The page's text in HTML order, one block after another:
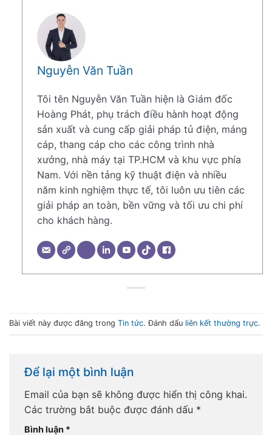
Nguyễn Văn Tuần
Tôi tên Nguyễn Văn Tuần hiện là Giám đốc
Hoàng Phát, phụ trách điều hành hoạt động
sản xuất và cung cấp giải pháp tủ điện, máng
cáp, thang cáp cho các công trình nhà
xưởng, nhà máy tại TP.HCM và khu vực phía
Nam. Với nền tảng kỹ thuật điện và nhiều
năm kinh nghiệm thực tế, tôi luôn ưu tiên các
giải pháp an toàn, bền vững và tối ưu chi phí
cho khách hàng.
Bài viết này được đăng trong Tin tức. Đánh dấu liên kết thường trực.
Để lại một bình luận
Email của bạn sẽ không được hiển thị công khai.
Các trường bắt buộc được đánh dấu *
Bình luận *